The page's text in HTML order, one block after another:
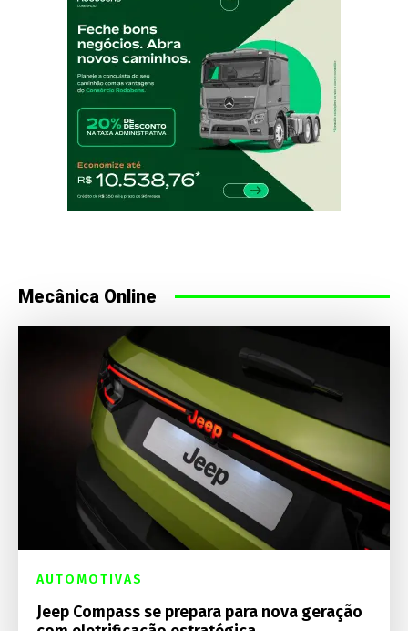
Mecânica Online
AUTOMOTIVAS
Jeep Compass se prepara para nova geração